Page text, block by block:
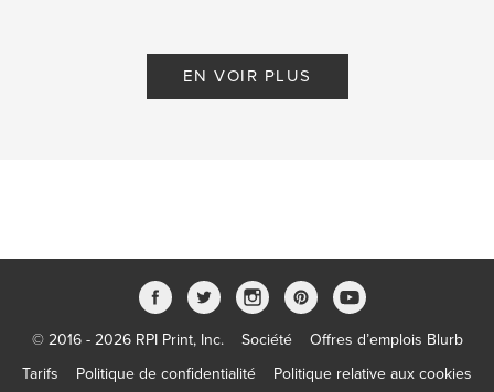
EN VOIR PLUS
© 2016 - 2026 RPI Print, Inc. Société
Offres d’emplois Blurb
Tarifs
Politique de confidentialité
Politique relative aux cookies